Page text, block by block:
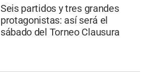
Seis partidos y tres grandes
protagonistas: así será el
sábado del Torneo Clausura